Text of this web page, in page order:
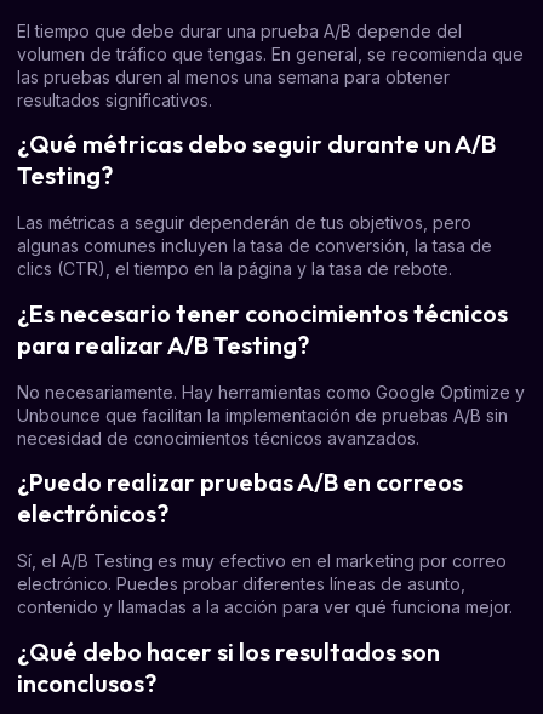
El tiempo que debe durar una prueba A/B depende del
volumen de tráfico que tengas. En general, se recomienda que
las pruebas duren al menos una semana para obtener
resultados significativos.
¿Qué métricas debo seguir durante un A/B
Testing?
Las métricas a seguir dependerán de tus objetivos, pero
algunas comunes incluyen la tasa de conversión, la tasa de
clics (CTR), el tiempo en la página y la tasa de rebote.
¿Es necesario tener conocimientos técnicos
para realizar A/B Testing?
No necesariamente. Hay herramientas como Google Optimize y
Unbounce que facilitan la implementación de pruebas A/B sin
necesidad de conocimientos técnicos avanzados.
¿Puedo realizar pruebas A/B en correos
electrónicos?
Sí, el A/B Testing es muy efectivo en el marketing por correo
electrónico. Puedes probar diferentes líneas de asunto,
contenido y llamadas a la acción para ver qué funciona mejor.
¿Qué debo hacer si los resultados son
inconclusos?